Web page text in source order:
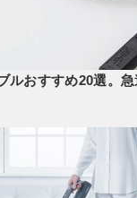
ルおすすめ20選。